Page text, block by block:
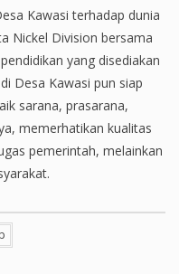
Kawasi terhadap dunia
Nickel Division bersama
yang disediakan
Desa Kawasi pun siap
sarana, prasarana,
memerhatikan kualitas
pemerintah, melainkan